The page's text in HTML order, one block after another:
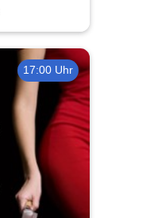
17:00 Uhr